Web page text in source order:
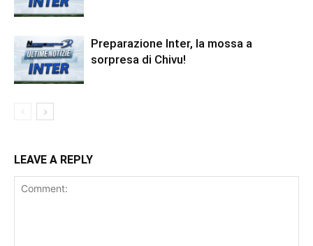
Preparazione Inter, la mossa a
sorpresa di Chivu!
LEAVE A REPLY